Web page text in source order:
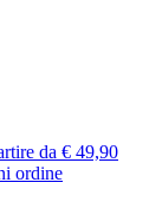
da € 49,90
ordine